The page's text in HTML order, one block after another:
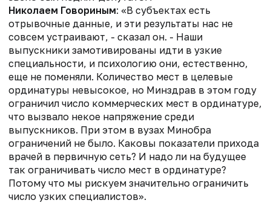
Николаем Говориным: «В субъектах есть
отрывочные данные, и эти результаты нас не
совсем устраивают, - сказал он. - Наши
выпускники замотивированы идти в узкие
специальности, и психологию они, естественно,
еще не поменяли. Количество мест в целевые
ординатуры невысокое, но Минздрав в этом году
ограничил число коммерческих мест в ординатуре,
что вызвало некое напряжение среди
выпускников. При этом в вузах Минобра
ограничений не было. Каковы показатели прихода
врачей в первичную сеть? И надо ли на будущее
так ограничивать число мест в ординатуре?
Потому что мы рискуем значительно ограничить
число узких специалистов».